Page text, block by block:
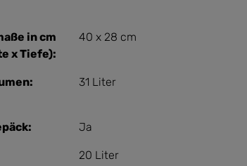
in cm
x Tiefe):
40 x 28 cm
31 Liter
Ja
20 Liter